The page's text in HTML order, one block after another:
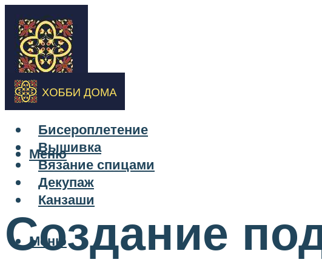
Бисероплетение
Вышивка
Вязание спицами
Декупаж
Канзаши
Меню
Меню
Создание